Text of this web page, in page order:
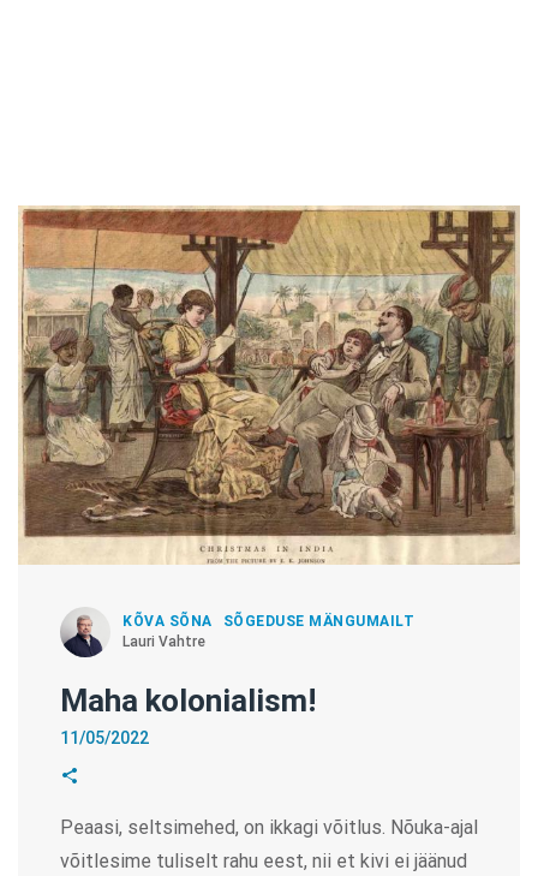
KÕVA SÕNA
SÕGEDUSE MÄNGUMAILT
Lauri Vahtre
Maha kolonialism!
11/05/2022
Peaasi, seltsimehed, on ikkagi võitlus. Nõuka-ajal
võitlesime tuliselt rahu eest, nii et kivi ei jäänud